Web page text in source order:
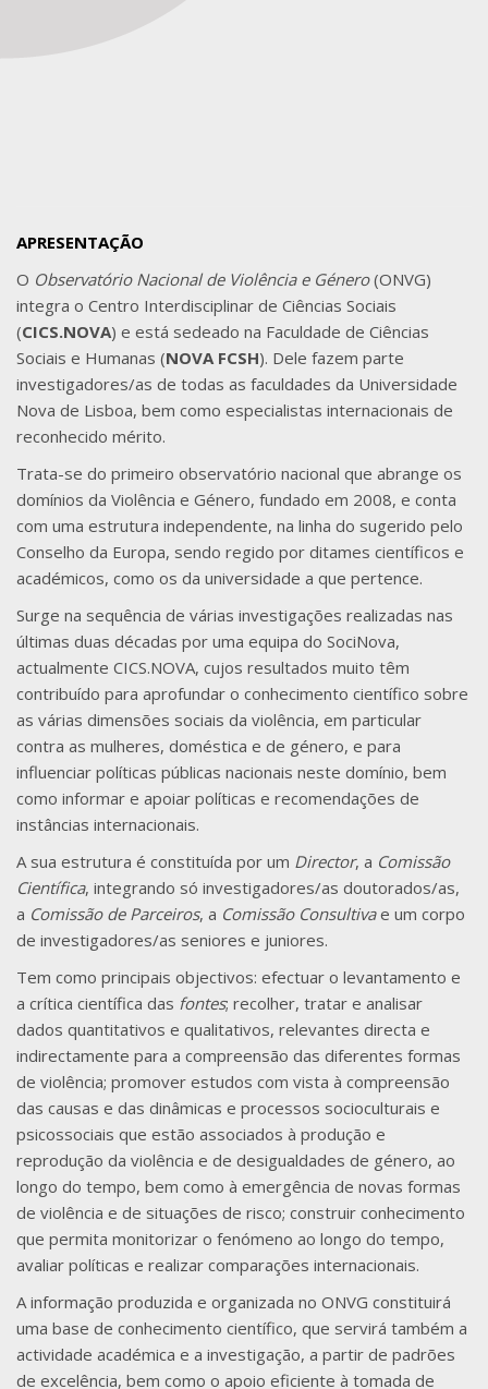
APRESENTAÇÃO
O Observatório Nacional de Violência e Género(ONVG)
integra o Centro Interdisciplinar de Ciências Sociais
(CICS.NOVA) e está sedeado na Faculdade de Ciências
Sociais e Humanas (NOVA FCSH). Dele fazem parte
investigadores/as de todas as faculdades da Universidade
Nova de Lisboa, bem como especialistas internacionais de
reconhecido mérito.
Trata-se do primeiro observatório nacional que abrange os
domínios da Violência e Género, fundado em 2008, e conta
com uma estrutura independente, na linha do sugerido pelo
Conselho da Europa, sendo regido por ditames científicos e
académicos, como os da universidade a que pertence.
Surge na sequência de várias investigações realizadas nas
últimas duas décadas por uma equipa do SociNova,
actualmente CICS.NOVA, cujos resultados muito têm
contribuído para aprofundar o conhecimento científico sobre
as várias dimensões sociais da violência, em particular
contra as mulheres, doméstica e de género, e para
influenciar políticas públicas nacionais neste domínio, bem
como informar e apoiar políticas e recomendações de
instâncias internacionais.
A sua estrutura é constituída por um Director, a Comissão
Científica, integrando só investigadores/as doutorados/as,
a Comissão de Parceiros, a Comissão Consultivae um corpo
de investigadores/as seniores e juniores.
Tem como principais objectivos: efectuar o levantamento e
a crítica científica das fontes; recolher, tratar e analisar
dados quantitativos e qualitativos, relevantes directa e
indirectamente para a compreensão das diferentes formas
de violência; promover estudos com vista à compreensão
das causas e das dinâmicas e processos socioculturais e
psicossociais que estão associados à produção e
reprodução da violência e de desigualdades de género, ao
longo do tempo, bem como à emergência de novas formas
de violência e de situações de risco; construir conhecimento
que permita monitorizar o fenómeno ao longo do tempo,
avaliar políticas e realizar comparações internacionais.
A informação produzida e organizada no ONVG constituirá
uma base de conhecimento científico, que servirá também a
actividade académica e a investigação, a partir de padrões
de excelência, bem como o apoio eficiente à tomada de